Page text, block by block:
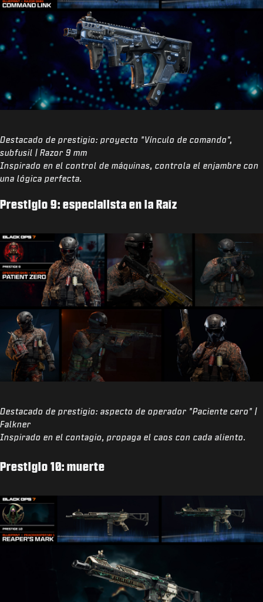
Destacado de prestigio: proyecto "Vínculo de comando",
subfusil | Razor 9 mm
Inspirado en el control de máquinas, controla el enjambre con
una lógica perfecta.
Prestigio 9: especialista en la Raíz
Destacado de prestigio: aspecto de operador "Paciente cero" |
Falkner
Inspirado en el contagio, propaga el caos con cada aliento.
Prestigio 10: muerte